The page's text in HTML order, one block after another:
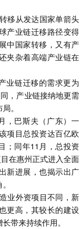
移从发达国家单箭头
产业链迁移路径变得
中国家转移，又有产
夹杂着高端产业链在
业链迁移的需求更为
，产业链接纳地更需
。
，巴斯夫（广东）一
项目总投资达百亿欧
；同年11月，总投资
在惠州正式进入全面
新进展，也揭示出广
业外资项目不同，新
更高，其较长的建设
带来持续作用。